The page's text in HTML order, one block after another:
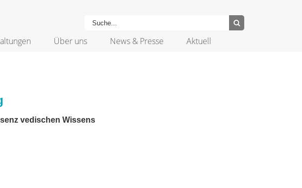
Über uns News & Presse Aktuell
vedischen Wissens